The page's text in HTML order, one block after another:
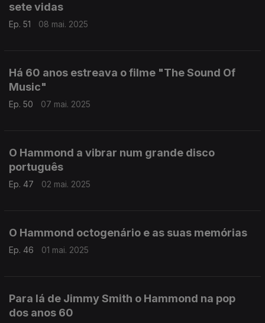
sete vidas
Ep. 51 08 mai. 2025
Há 60 anos estreava o filme "The Sound Of
Music"
Ep. 50 07 mai. 2025
O Hammond a vibrar num grande disco
português
Ep. 47 02 mai. 2025
O Hammond octogenário e as suas memórias
Ep. 46 01 mai. 2025
Para lá de Jimmy Smith o Hammond na pop
dos anos 60